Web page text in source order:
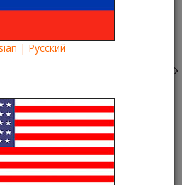
to see?
2021 года
хорошем
TV
| Русский